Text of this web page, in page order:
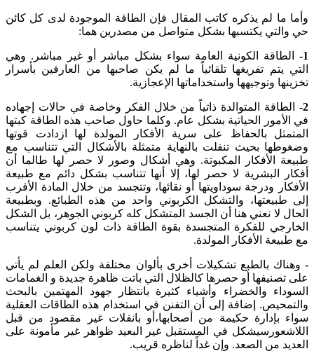
وأما ما لم يذكره كاتب المقال فإن الطاقة الموجودة لدى كل كائن
حي والتي يكتسبها بشكل متواصل من مصدرين هما:
1-
الطاقة الكونية العامة سواء بشكل مباشر أو غير مباشر. وهي
التي يتم تفريغها تلقائياً ما لم يكن صاحبها من العارفين بأسرار
تخزينها وتوجيهها واستخداماتها الإعجازية.
2-
الطاقة المتوالدة ذاتياً من خلال الفكر وخاصة في حالات إجهاده
في الأمور الحياتية بشكل عام. وكلما حاول صاحب هذه الطاقة كبتها
المتمثل بالحفاظ على سرية الأفكار المولدة لها ازدادت قوتها
وضغوطها بحيث تنفلت بالنهاية متمثلة بالأشكال التي تتناسب مع
طبيعة الأفكار المكبوتة. وهي أشكال وصور لا حصر لها طالما أن
أفكار البشرية لا حصر لها، إلا أنها تتناسب بشكل دائم مع طبيعة
الأفكار ودرجة سوداويتها أو نقائها، وتتجسد من خلال المادة الأقرب
إلى طبيعتها، والتشكل الكربوني واحد من هذه الطبائع. وبطبيعة
الحال لا نعني هنا أن الجسد المتشكل كله كربوني الجوهر، بل الشكل
الخارجي للفكرة المتجسدة بقوة الطاقة ذات لون كربوني يتناسب
مع طبيعة الأفكار المولدة.
- وهناك بالطبع تشكيلات أخرى بألوان مختلفة ولكن العلم لم يأتي
على تصنيفها أو حصرها كالظلال التي باتت ظاهرة جديدة و الغمامات
السوداء والخضراء وأشياء كثيرة بانتظار جهود المهتمين بالبحث
والتمحيص. إضافة إلى أن التفنن في استخدام هذه الطاقات العقلية
سواء بإدارة حكيمة من أصحابها،أو بانفلات غير مقصود من قبل
اللاشعورسيشكل في المستقبل غير البعيد ظواهر غير مأمونة على
العديد من الصعد. وإن غداً لناظره قريب.